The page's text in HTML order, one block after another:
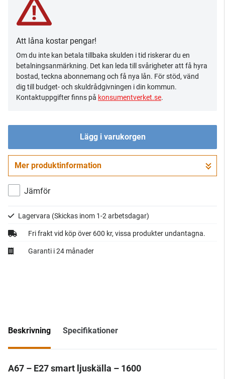
Att låna kostar pengar!
Om du inte kan betala tillbaka skulden i tid riskerar du en
betalningsanmärkning. Det kan leda till svårigheter att få hyra
bostad, teckna abonnemang och få nya lån. För stöd, vänd
dig till budget- och skuldrådgivningen i din kommun.
Kontaktuppgifter finns på konsumentverket.se.
Lägg i varukorgen
Gå till kassan
Mer produktinformation
Jämför
Lagervara (Skickas inom 1-2 arbetsdagar)
Fri frakt vid köp över 600 kr, vissa produkter undantagna.
Garanti i 24 månader
Beskrivning Specifikationer
A67 – E27 smart ljuskälla – 1600